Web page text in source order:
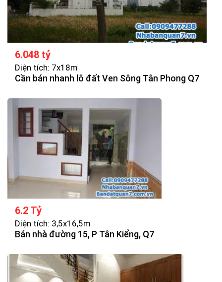
6.048 tỷ
Diện tích: 7x18m
Cần bán nhanh lô đất Ven Sông Tân Phong Q7
6.2 Tỷ
Diện tích: 3,5x16,5m
Bán nhà đường 15, P Tân Kiểng, Q7